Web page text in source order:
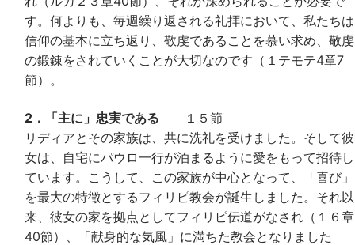
す。何よりも、毎週繰り返される礼拝において、私たちは
信仰の基本に立ち返り、敬虔であることを慕い求め、敬虔
の鍛錬をされていくことが大切なのです（１テモテ4章7
節）。
2．「主に」忠実である １５節
リディアとその家族は、共に洗礼を受けました。そして彼
女は、自宅にパウロ一行が泊まるように愛をもって招待し
ています。こうして、この家族が中心となって、「喜び」
を最大の特徴とするフィリピ教会が誕生しました。それ以
来、彼女の家を拠点としてフィリピ伝道がなされ（１６章
40節）、「献身的な気風」に満ちた教会となりました